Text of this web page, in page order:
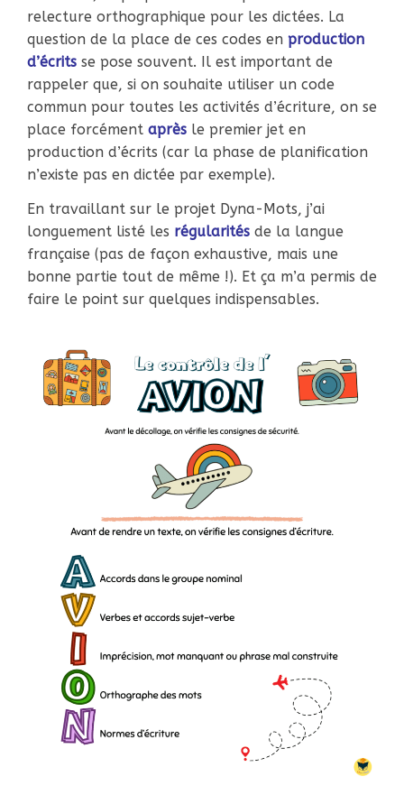
relecture orthographique pour les dictées. La
question de la place de ces codes en production
d’écrits se pose souvent. Il est important de
rappeler que, si on souhaite utiliser un code
commun pour toutes les activités d’écriture, on se
place forcément après le premier jet en
production d’écrits (car la phase de planification
n’existe pas en dictée par exemple).
En travaillant sur le projet Dyna-Mots, j’ai
longuement listé les régularités de la langue
française (pas de façon exhaustive, mais une
bonne partie tout de même !). Et ça m’a permis de
faire le point sur quelques indispensables.